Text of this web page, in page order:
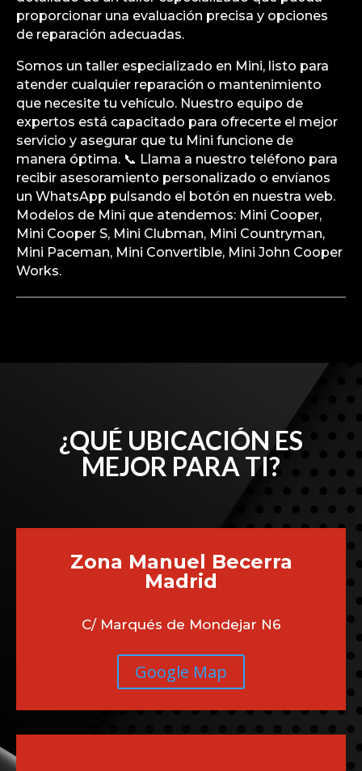
proporcionar una evaluación precisa y opciones
de reparación adecuadas.
Somos un taller especializado en Mini, listo para
atender cualquier reparación o mantenimiento
que necesite tu vehículo. Nuestro equipo de
expertos está capacitado para ofrecerte el mejor
servicio y asegurar que tu Mini funcione de
manera óptima. 📞 Llama a nuestro teléfono para
recibir asesoramiento personalizado o envíanos
un WhatsApp pulsando el botón en nuestra web.
Modelos de Mini que atendemos: Mini Cooper,
Mini Cooper S, Mini Clubman, Mini Countryman,
Mini Paceman, Mini Convertible, Mini John Cooper
Works.
¿QUÉ UBICACIÓN ES
MEJOR PARA TI?
Zona Manuel Becerra
Madrid
C/ Marqués de Mondejar N6
Google Map